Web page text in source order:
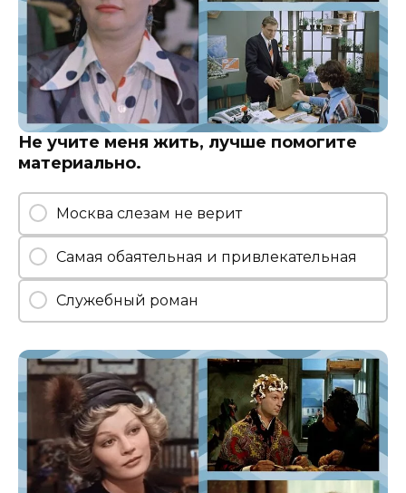
Не учите меня жить, лучше помогите
материально.
Москва слезам не верит
Самая обаятельная и привлекательная
Служебный роман